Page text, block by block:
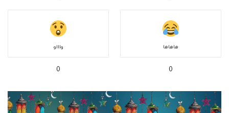
هاهاها
0
واااو
0